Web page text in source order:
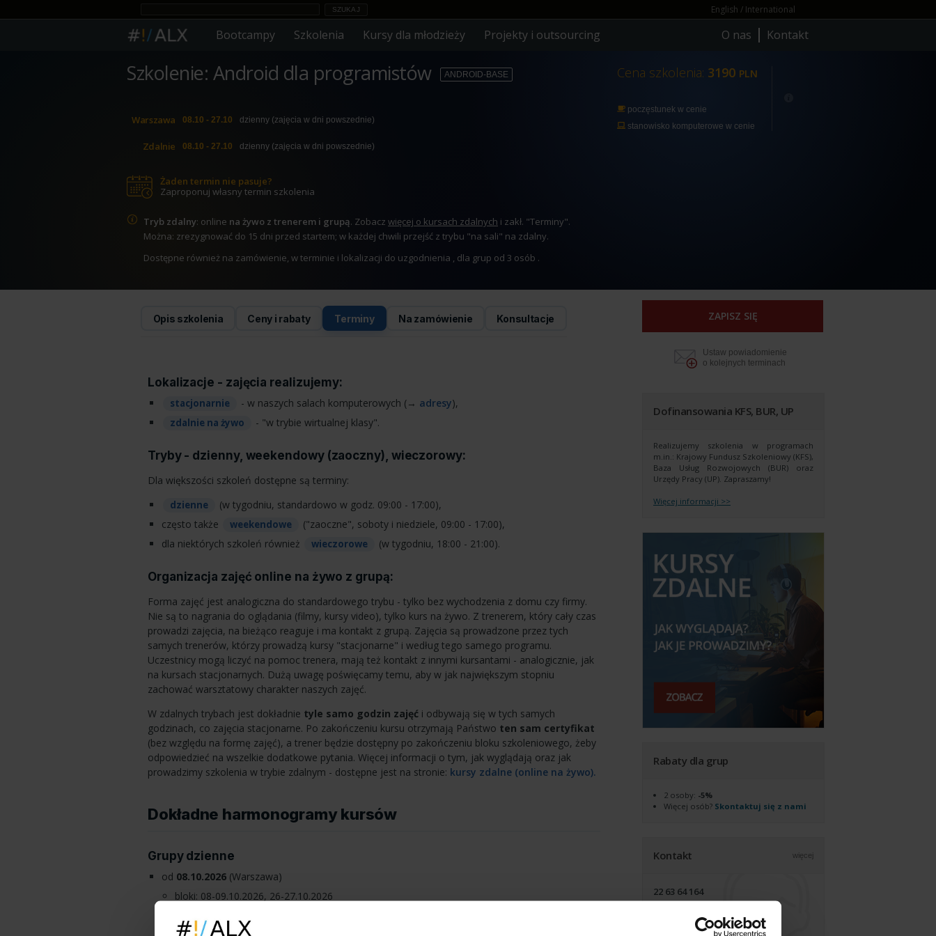
English / International
Bootcampy Szkolenia Kursy dla młodzieży Projekty i outsourcing O nas Kontakt
Szkolenie: Android dla programistów ANDROID-BASE
Warszawa 08.10 - 27.10 dzienny (zajęcia w dni powszednie)
Zdalnie 08.10 - 27.10 dzienny (zajęcia w dni powszednie)
Żaden termin nie pasuje?
Zaproponuj własny termin szkolenia
Tryb zdalny: online na żywo z trenerem i grupą. Zobacz więcej o kursach zdalnych i zakł. "Terminy".
Można: zrezygnować do 15 dni przed startem; w każdej chwili przejść z trybu "na sali" na zdalny.
Dostępne również na zamówienie, w terminie i lokalizacji do uzgodnienia , dla grup od 3 osób .
Cena szkolenia: 3190 PLN
poczęstunek w cenie
stanowisko komputerowe w cenie
Opis szkolenia Ceny i rabaty Terminy Na zamówienie Konsultacje ZAPISZ SIĘ
Lokalizacje - zajęcia realizujemy:
stacjonarnie - w naszych salach komputerowych (→ adresy),
zdalnie na żywo - "w trybie wirtualnej klasy".
Tryby - dzienny, weekendowy (zaoczny), wieczorowy:
Dla większości szkoleń dostępne są terminy:
dzienne
(w tygodniu, standardowo w godz. 09:00 - 17:00),
często także
weekendowe
("zaoczne", soboty i niedziele, 09:00 - 17:00),
dla niektórych szkoleń również
wieczorowe (w tygodniu, 18:00 - 21:00).
Organizacja zajęć online na żywo z grupą:
Forma zajęć jest analogiczna do standardowego trybu - tylko bez wychodzenia z domu czy firmy.
Nie są to nagrania do oglądania (filmy, kursy video), tylko kurs na żywo. Z trenerem, który cały czas
prowadzi zajęcia, na bieżąco reaguje i ma kontakt z grupą. Zajęcia są prowadzone przez tych
samych trenerów, którzy prowadzą kursy "stacjonarne" i według tego samego programu.
Uczestnicy mogą liczyć na pomoc trenera, mają też kontakt z innymi kursantami - analogicznie, jak
na kursach stacjonarnych. Dużą uwagę poświęcamy temu, aby w jak największym stopniu
zachować warsztatowy charakter naszych zajęć.
W zdalnych trybach jest dokładnie tyle samo godzin zajęć i odbywają się w tych samych
godzinach, co zajęcia stacjonarne. Po zakończeniu kursu otrzymają Państwo ten sam certyfikat
(bez względu na formę zajęć), a trener będzie dostępny po zakończeniu bloku szkoleniowego, żeby
odpowiedzieć na wszelkie dodatkowe pytania. Więcej informacji o tym, jak wyglądają oraz jak
prowadzimy szkolenia w trybie zdalnym - dostępne jest na stronie: kursy zdalne (online na żywo).
Dokładne harmonogramy kursów
Grupy dzienne
od 08.10.2026(Warszawa)
bloki: 08-09.10.2026, 26-27.10.2026
Ustaw powiadomienie
o kolejnych terminach
Dofinansowania KFS, BUR, UP
Realizujemy szkolenia w programach
m.in.: Krajowy Fundusz Szkoleniowy (KFS),
Baza Usług Rozwojowych (BUR) oraz
Urzędy Pracy (UP). Zapraszamy!
Więcej informacji >>
Rabaty dla grup
2 osoby: -5%
Więcej osób? Skontaktuj się z nami
Kontakt więcej
22 63 64 164
biuro czynne pon-pt, 9:00-17:00